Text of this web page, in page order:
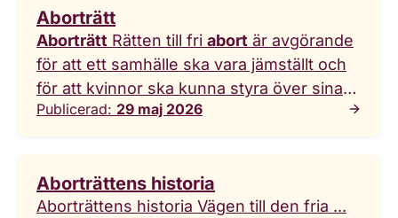
Aborträtt
Aborträtt Rätten till fri abort är avgörande
för att ett samhälle ska vara jämställt och
för att kvinnor ska kunna styra över sina
liv. Alla har rätt till en god
ner broschyr omabort(pdf) Vi ser flera
framsteg för aborträtteni världen. Men
Publicerad: 29 maj 2026
Aborträttens historia
Aborträttens historia Vägen till den fria ...